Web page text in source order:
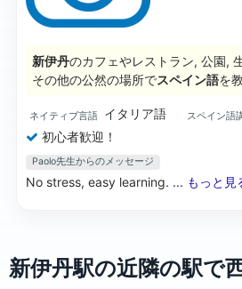
新伊丹のカフェやレストラン, 公園,
その他の公然の場所でスペイン語を
ネイティブ言語 イタリア語 スペイン語
初心者歓迎！
Paolo先生からのメッセージ
No stress, easy learning. ... もっと見
新伊丹駅の近隣の駅で